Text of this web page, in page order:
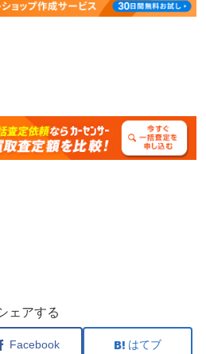
ェアする
Facebook はてブ